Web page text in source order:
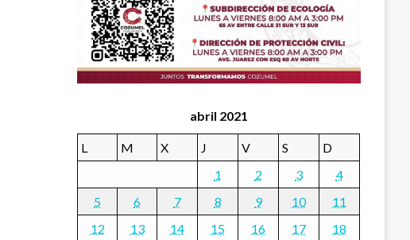
abril 2021
L M X J V S
D
1
2 3
4
5
6 7 8 9 10
11
12
13 14 15 16 17
18